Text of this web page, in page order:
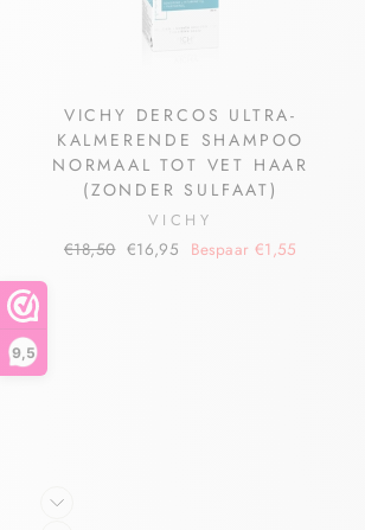
9,5
VICHY DERCOS ULTRA-
KALMERENDE SHAMPOO
NORMAAL TOT VET HAAR
(ZONDER SULFAAT)
VICHY
€18,50 €16,95 Bespaar €1,55